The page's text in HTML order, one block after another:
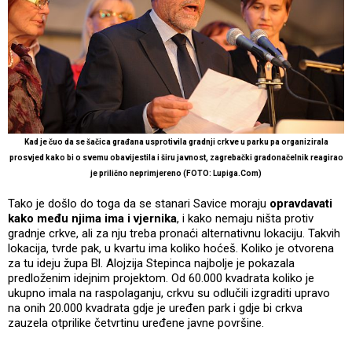
Kad je čuo da se šačica građana usprotivila gradnji crkve u parku pa organizirala
prosvjed kako bi o svemu obavijestila i širu javnost, zagrebački gradonačelnik reagirao
je prilično neprimjereno (FOTO: Lupiga.Com)
Tako je došlo do toga da se stanari Savice moraju opravdavati
kako među njima ima i vjernika, i kako nemaju ništa protiv
gradnje crkve, ali za nju treba pronaći alternativnu lokaciju. Takvih
lokacija, tvrde pak, u kvartu ima koliko hoćeš. Koliko je otvorena
za tu ideju župa Bl. Alojzija Stepinca najbolje je pokazala
predloženim idejnim projektom. Od 60.000 kvadrata koliko je
ukupno imala na raspolaganju, crkvu su odlučili izgraditi upravo
na onih 20.000 kvadrata gdje je uređen park i gdje bi crkva
zauzela otprilike četvrtinu uređene javne površine.